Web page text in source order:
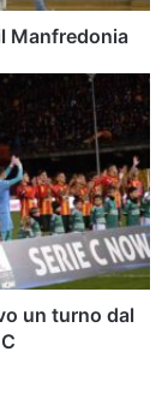
Manfredonia
un turno dal